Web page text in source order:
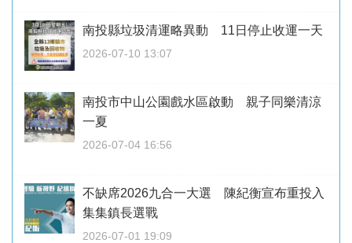
南投縣垃圾清運略異動 11日停止收運一天
2026-07-10 13:07
南投市中山公園戲水區啟動 親子同樂清涼
一夏
2026-07-04 16:56
不缺席2026九合一大選 陳紀衡宣布重投入
集集鎮長選戰
2026-07-01 19:09